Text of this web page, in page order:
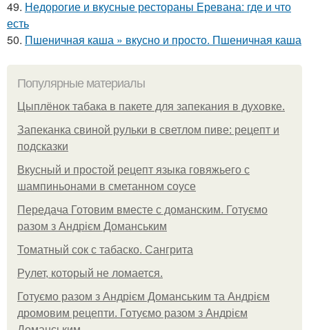
49. Недорогие и вкусные рестораны Еревана: где и что
есть
50. Пшеничная каша » вкусно и просто. Пшеничная каша
Популярные материалы
Цыплёнок табака в пакете для запекания в духовке.
Запеканка свиной рульки в светлом пиве: рецепт и
подсказки
Вкусный и простой рецепт языка говяжьего с
шампиньонами в сметанном соусе
Передача Готовим вместе с доманским. Готуємо
разом з Андрієм Доманським
Томатный сок с табаско. Сангрита
Рулет, который не ломается.
Готуємо разом з Андрієм Доманським та Андрієм
дромовим рецепти. Готуємо разом з Андрієм